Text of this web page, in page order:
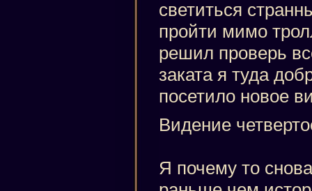
светиться
пройти мимо
решил проверь
заката я туда
посетило новое
Видение
Я почему то